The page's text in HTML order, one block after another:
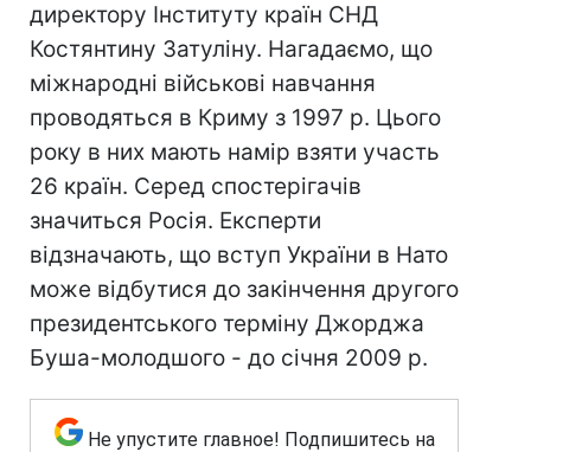
директору Інституту країн СНД
Костянтину Затуліну. Нагадаємо, що
міжнародні військові навчання
проводяться в Криму з 1997 р. Цього
року в них мають намір взяти участь
26 країн. Серед спостерігачів
значиться Росія. Експерти
відзначають, що вступ України в Нато
може відбутися до закінчення другого
президентського терміну Джорджа
Буша-молодшого - до січня 2009 р.
Не упустите главное! Подпишитесь на